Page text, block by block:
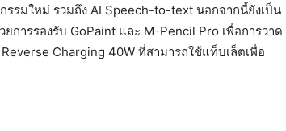
รมใหม่ รวมถึง AI Speech-to-text นอกจากนี้ยังเป็น
ารรองรับ GoPaint และ M-Pencil Pro เพื่อการวาด
Charging 40W ที่สามารถใช้แท็บเล็ตเพื่อ